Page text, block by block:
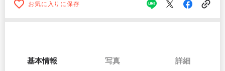
お気に入りに保存
基本情報 写真 詳細